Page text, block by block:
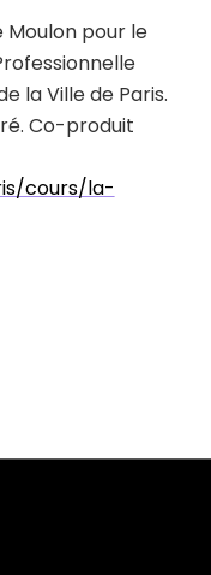
Moulon pour le
la Ville de Paris.
Co-produit
cours/la-